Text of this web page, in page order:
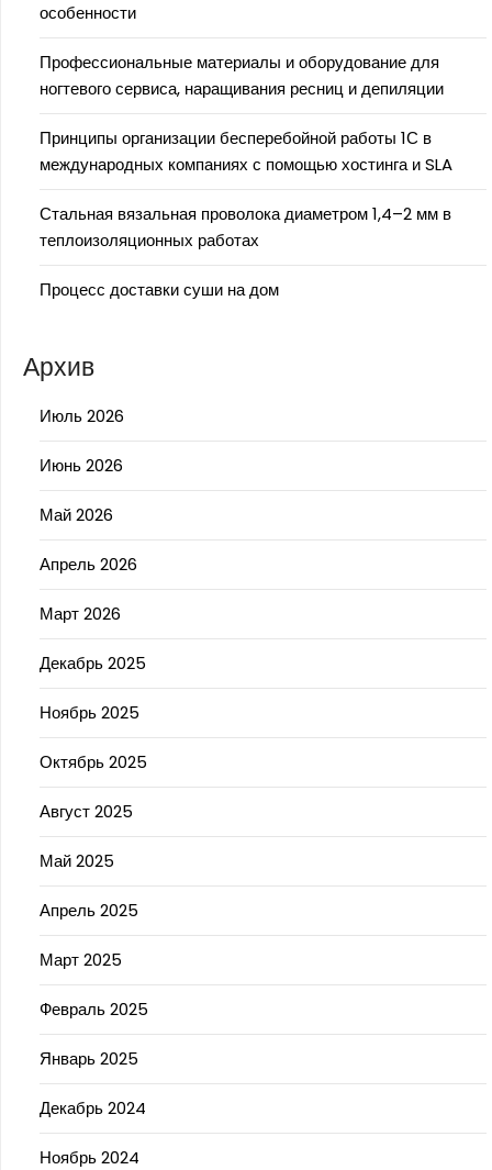
особенности
Профессиональные материалы и оборудование для
ногтевого сервиса, наращивания ресниц и депиляции
Принципы организации бесперебойной работы 1С в
международных компаниях с помощью хостинга и SLA
Стальная вязальная проволока диаметром 1,4–2 мм в
теплоизоляционных работах
Процесс доставки суши на дом
Архив
Июль 2026
Июнь 2026
Май 2026
Апрель 2026
Март 2026
Декабрь 2025
Ноябрь 2025
Октябрь 2025
Август 2025
Май 2025
Апрель 2025
Март 2025
Февраль 2025
Январь 2025
Декабрь 2024
Ноябрь 2024